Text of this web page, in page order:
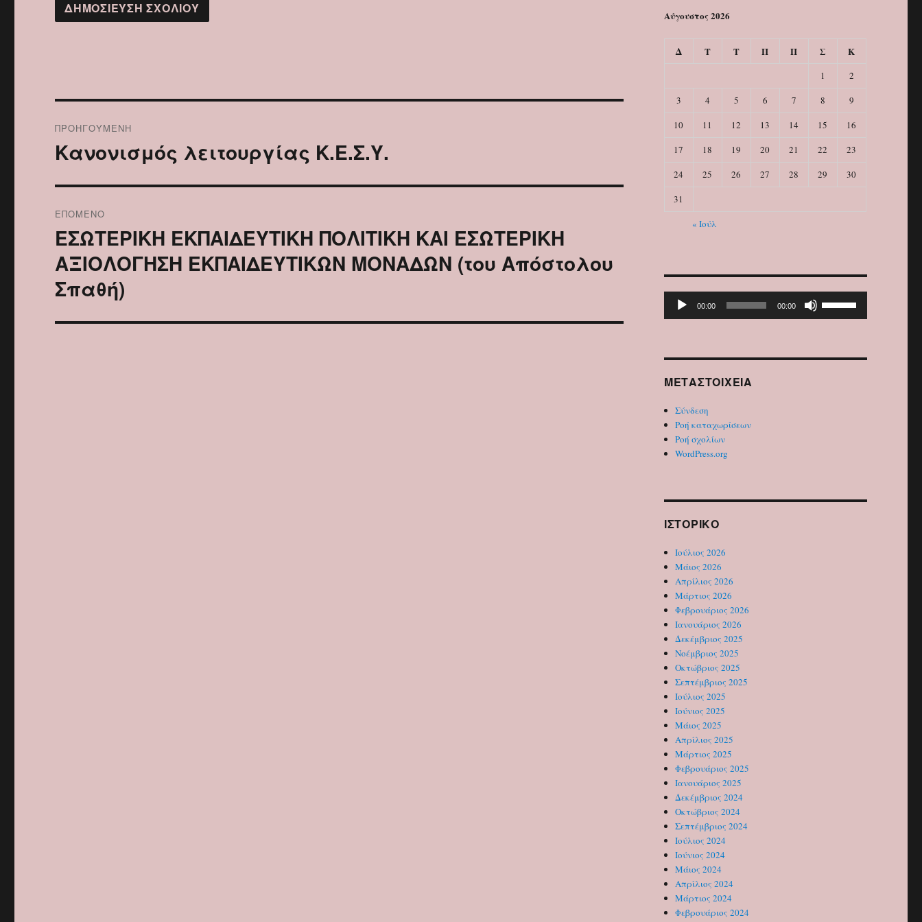
άρθρων
ΠΡΟΗΓΟΎΜΕΝΗ
Προηγούμενο
Κανονισμός λειτουργίας Κ.Ε.Σ.Υ.
ΕΠΌΜΕΝΟ
Επόμενο
άρθρο:
ΕΣΩΤΕΡΙΚΗ ΕΚΠΑΙΔΕΥΤΙΚΗ ΠΟΛΙΤΙΚΗ ΚΑΙ ΕΣΩΤΕΡΙΚΗ
ΑΞΙΟΛΟΓΗΣΗ ΕΚΠΑΙΔΕΥΤΙΚΩΝ ΜΟΝΑΔΩΝ (του Απόστολου
Σπαθή)
Αύγουστος 2026
Δ Τ Τ Π Π Σ Κ
1
2
3
4 5 6 7 8
9
10
11 12 13 14 15
16
17
18 19 20 21 22
23
24
25 26 27 28 29
30
31
« Ιούλ
Πρόγραμμα
Αναπαραγωγής
00:00 00:00
Κάτω
ΜΕΤΑΣΤΟΙΧΕΊΑ
Σύνδεση
Ροή καταχωρίσεων
Ροή σχολίων
WordPress.org
ΙΣΤΟΡΙΚΌ
Ιούλιος 2026
Μάιος 2026
Απρίλιος 2026
Μάρτιος 2026
Φεβρουάριος 2026
Ιανουάριος 2026
Δεκέμβριος 2025
Νοέμβριος 2025
Οκτώβριος 2025
Σεπτέμβριος 2025
Ιούλιος 2025
Ιούνιος 2025
Μάιος 2025
Απρίλιος 2025
Μάρτιος 2025
Φεβρουάριος 2025
Ιανουάριος 2025
Δεκέμβριος 2024
Οκτώβριος 2024
Σεπτέμβριος 2024
Ιούλιος 2024
Ιούνιος 2024
Μάιος 2024
Απρίλιος 2024
Μάρτιος 2024
Φεβρουάριος 2024